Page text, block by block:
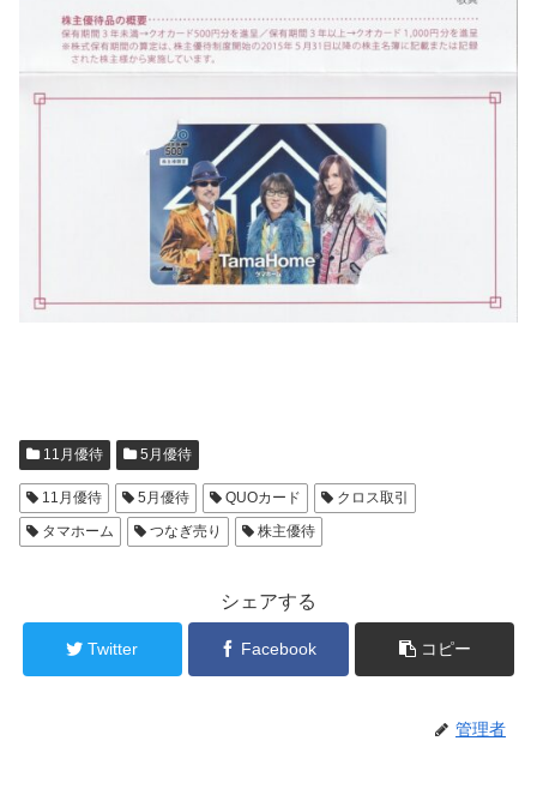
11月優待 5月優待
11月優待 5月優待 QUOカード
クロス取引
タマホーム
つなぎ売り 株主優待
シェアする
Twitter Facebook コピー
管理者